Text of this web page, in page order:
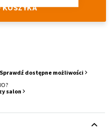
dostępne możliwości
salon